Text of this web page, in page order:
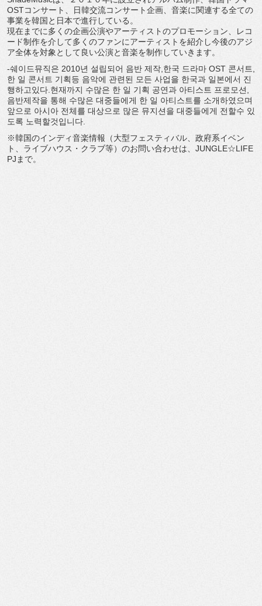
OSTコンサート、日韓交流コンサート企画、音楽に関連する全ての
事業を韓国と日本で進行している。
現在までに多くの企画公演やアーティストのプロモーション、レコ
ード制作を介して多くのファンにアーティストを紹介し今後のアジ
ア全体を対象として良い公演と音楽を制作していきます。
-쉐이드뮤직은 2010년 설립되어 음반 제작,한국 드라마 OST 콘서트,
한 일 콘서트 기획등 음악에 관련된 모든 사업을 한국과 일본에서 진
행하고있다.현재까지 수많은 한 일 기획 공연과 아티스트 프로모션,
음반제작을 통해 수많은 대중들에게 한 일 아티스트를 소개하였으며
앞으로 아시아 전체를 대상으로 많은 뮤지션을 대중들에게 전할수 있
도록 노력할것입니다.
※韓国のインディ音楽情報（大型フェスティバル、政府系イベン
ト、ライブハウス・クラブ等）のお問い合わせは、JUNGLE☆LIFE
PJまで。